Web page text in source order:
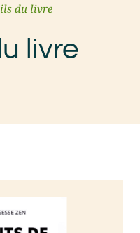
du livre
livre